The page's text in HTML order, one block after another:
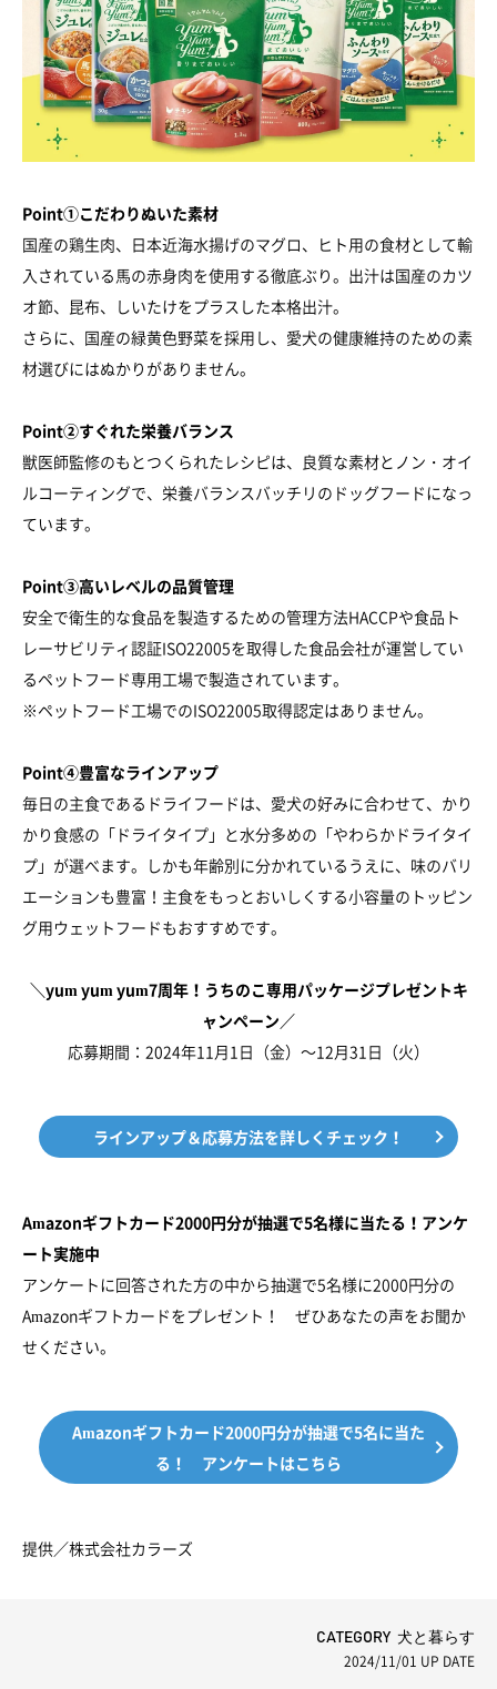
Point①こだわりぬいた素材
国産の鶏生肉、日本近海水揚げのマグロ、ヒト用の食材として輸
入されている馬の赤身肉を使用する徹底ぶり。出汁は国産のカツ
オ節、昆布、しいたけをプラスした本格出汁。
さらに、国産の緑黄色野菜を採用し、愛犬の健康維持のための素
材選びにはぬかりがありません。
Point②すぐれた栄養バランス
獣医師監修のもとつくられたレシピは、良質な素材とノン・オイ
ルコーティングで、栄養バランスバッチリのドッグフードになっ
ています。
Point③高いレベルの品質管理
安全で衛生的な食品を製造するための管理方法HACCPや食品ト
レーサビリティ認証ISO22005を取得した食品会社が運営してい
るペットフード専用工場で製造されています。
※ペットフード工場でのISO22005取得認定はありません。
Point④豊富なラインアップ
毎日の主食であるドライフードは、愛犬の好みに合わせて、かり
かり食感の「ドライタイプ」と水分多めの「やわらかドライタイ
プ」が選べます。しかも年齢別に分かれているうえに、味のバリ
エーションも豊富！主食をもっとおいしくする小容量のトッピン
グ用ウェットフードもおすすめです。
＼yum yum yum7周年！うちのこ専用パッケージプレゼントキ
ャンペーン／
応募期間：2024年11月1日（金）～12月31日（火）
ラインアップ＆応募方法を詳しくチェック！
Amazonギフトカード2000円分が抽選で5名様に当たる！アンケ
ート実施中
アンケートに回答された方の中から抽選で5名様に2000円分の
Amazonギフトカードをプレゼント！ ぜひあなたの声をお聞か
せください。
Amazonギフトカード2000円分が抽選で5名に当た
る！ アンケートはこちら
提供／株式会社カラーズ
CATEGORY 犬と暮らす
2024/11/01 UP DATE